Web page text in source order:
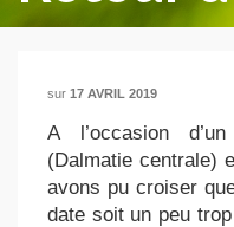
sur 17 AVRIL 2019
A l’occasion
(Dalmatie centrale)
avons pu croiser
date soit un peu